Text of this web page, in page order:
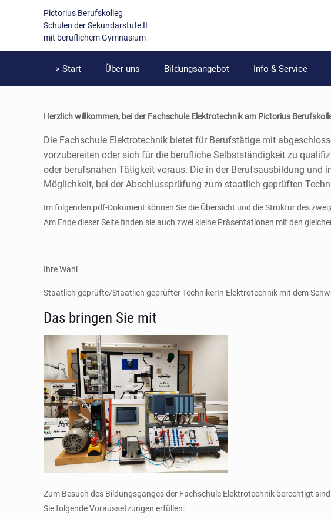
Pictorius Berufskolleg
Schulen der Sekundarstufe II
mit beruflichem Gymnasium
> Start Über uns Bildungsangebot Info & Service
Herzlich willkommen, bei der Fachschule Elektrotechnik am Pictorius
Die Fachschule Elektrotechnik bietet für Berufstätige mit
vorzubereiten oder sich für die berufliche Selbstständigkeit zu
oder berufsnahen Tätigkeit voraus. Die in der Berufsausbildung und
Möglichkeit, bei der Abschlussprüfung zum staatlich geprüften
Im folgenden pdf-Dokument können Sie die Übersicht und die Struktur des
Am Ende dieser Seite finden sie auch zwei kleine Präsentationen mit den
Ihre Wahl
Staatlich geprüfte/Staatlich geprüfter TechnikerIn Elektrotechnik mit dem
Das bringen Sie mit
Zum Besuch des Bildungsganges der Fachschule Elektrotechnik berechtigt sind
Sie folgende Voraussetzungen erfüllen: